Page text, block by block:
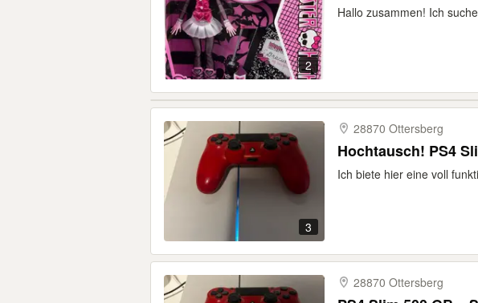
2
Hallo zusammen! Ich
3
28870 Ottersberg
Hochtausch! PS4
Ich biete hier eine voll
28870 Ottersberg